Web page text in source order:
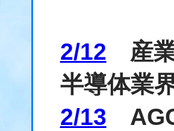
2/12 産
半導体業
2/13